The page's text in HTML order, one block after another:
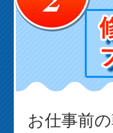
お仕事前